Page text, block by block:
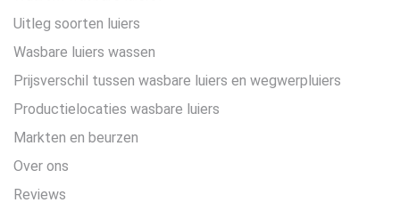
Uitleg soorten luiers
Wasbare luiers wassen
Prijsverschil tussen wasbare luiers en wegwerpluiers
Productielocaties wasbare luiers
Markten en beurzen
Over ons
Reviews